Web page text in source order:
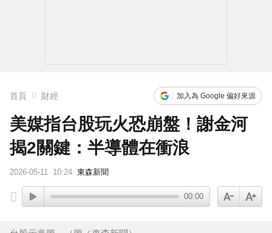
首頁 財經 加入為 Google 偏好來源
美媒指台股玩火恐崩盤！謝金河
揭2關鍵：半導體在衝浪
2026-05-11 10:24 東森新聞
00:00